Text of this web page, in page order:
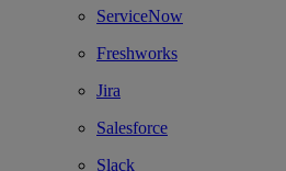
ServiceNow
Freshworks
Jira
Salesforce
Slack